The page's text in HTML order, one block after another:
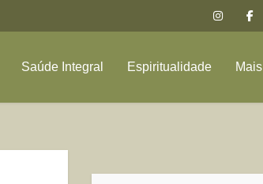
Saúde Integral Espiritualidade Mais